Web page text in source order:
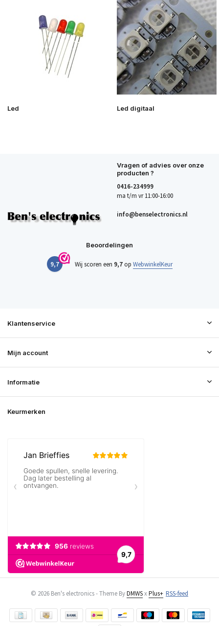
Led Led digitaal
Vragen of advies over onze
producten ?
0416-234999
ma t/m vr 11:00-16:00
info@benselectronics.nl
Beoordelingen
9,7 Wij scoren een 9,7op WebwinkelKeur
Klantenservice
Mijn account
Informatie
Keurmerken
© 2026 Ben's electronics - Theme ByDMWSxPlus+ RSS-feed